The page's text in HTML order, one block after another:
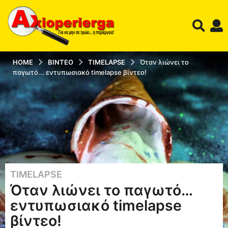
HOME ΒΊΝΤΕΟ TIMELAPSE
Όταν λιώνει το
παγωτό... εντυπωσιακό timelapse βίντεο!
1
2
τ
η
TIMELAPSE
Όταν λιώνει το παγωτό…
εντυπωσιακό timelapse
βίντεο!